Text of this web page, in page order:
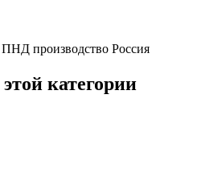
ПНД производство Россия
категории